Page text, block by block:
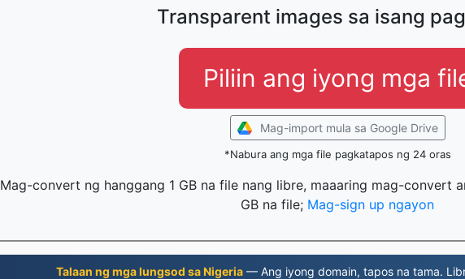
Transparent images sa isang
Piliin ang iyong mga
Mag-import mula sa Google Drive
*Nabura ang mga file pagkatapos ng 24 oras
Mag-convert ng hanggang 1 GB na file nang libre, maaaring mag-convert
GB na file; Mag-sign up ngayon
Talaan ng mga lungsod sa Nigeria— Ang iyong domain, tapos na tama.